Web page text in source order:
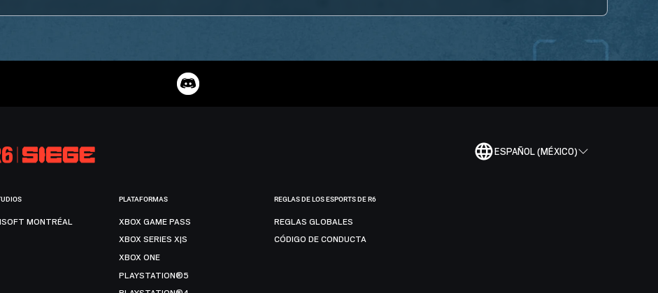
ESPAÑOL (MÉXICO)
MONTRÉAL
PLATAFORMAS
XBOX GAME PASS
XBOX SERIES X|S
XBOX ONE
PLAYSTATION®5
REGLAS DE LOS ESPORTS DE R6
REGLAS GLOBALES
CÓDIGO DE CONDUCTA